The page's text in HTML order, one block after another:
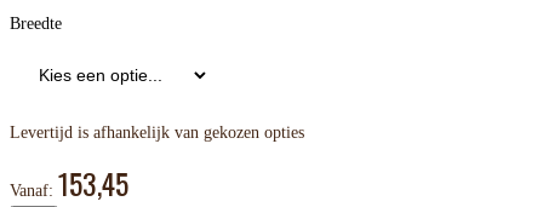
Breedte
Levertijd is afhankelijk van gekozen opties
Vanaf: 153,45